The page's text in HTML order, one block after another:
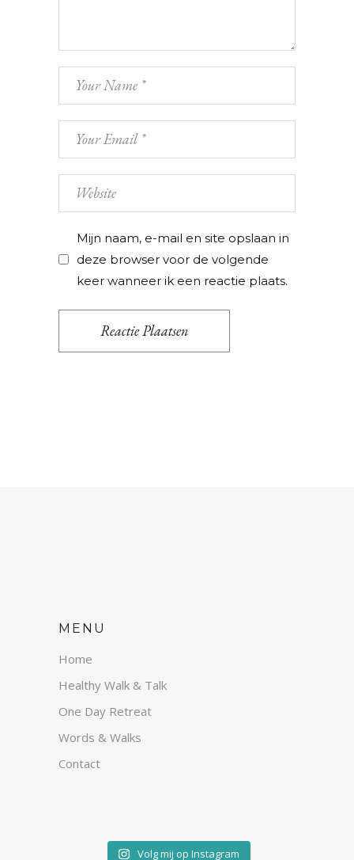
Mijn naam, e-mail en site opslaan in
deze browser voor de volgende
keer wanneer ik een reactie plaats.
Reactie Plaatsen
MENU
Home
Healthy Walk & Talk
One Day Retreat
Words & Walks
Contact
Volg mij op Instagram